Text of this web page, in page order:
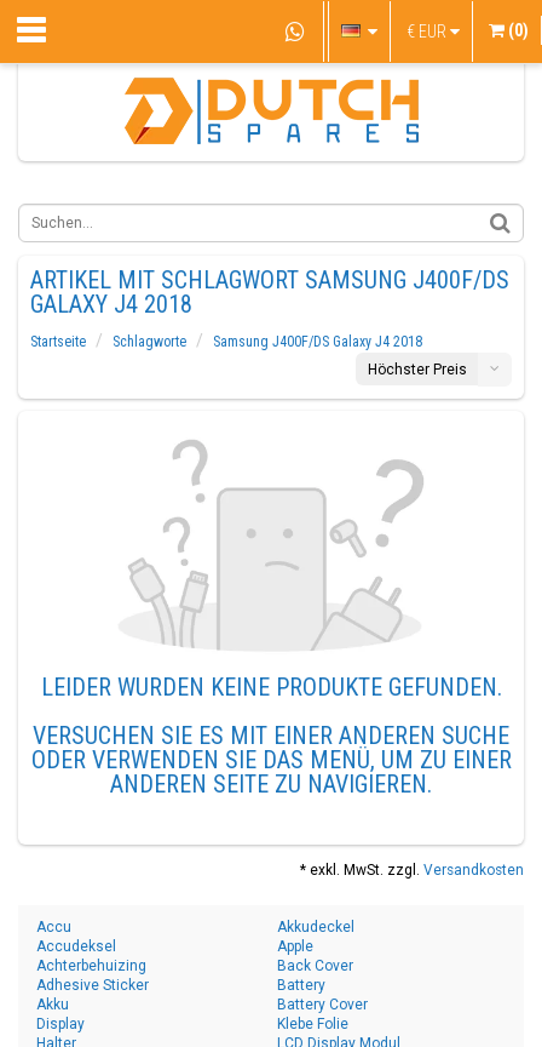
€ EUR (0)
ARTIKEL MIT SCHLAGWORT SAMSUNG J400F/DS
GALAXY J4 2018
Startseite Schlagworte
Samsung J400F/DS Galaxy J4 2018
Höchster Preis
LEIDER WURDEN KEINE PRODUKTE GEFUNDEN.
VERSUCHEN SIE ES MIT EINER ANDEREN SUCHE
ODER VERWENDEN SIE DAS MENÜ, UM ZU EINER
ANDEREN SEITE ZU NAVIGIEREN.
* exkl. MwSt. zzgl. Versandkosten
Accu
Accudeksel
Achterbehuizing
Adhesive Sticker
Akku
Akkudeckel
Apple
Back Cover
Battery
Battery Cover
Display
Klebe Folie